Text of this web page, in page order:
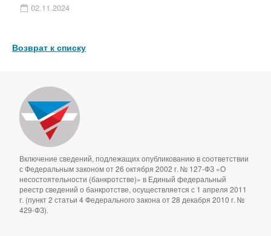
02.11.2024
Возврат к списку
Включение сведений, подлежащих опубликованию в соответствии
с Федеральным законом от 26 октября 2002 г. № 127-ФЗ «О
несостоятельности (банкротстве)» в Единый федеральный
реестр сведений о банкротстве, осуществляется с 1 апреля 2011
г. (пункт 2 статьи 4 Федерального закона от 28 декабря 2010 г. №
429-ФЗ).